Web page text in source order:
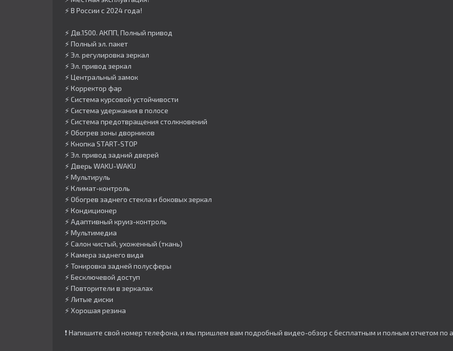
⚡️ В России с 2024 года!
⚡️ Дв.1500. АКПП, Полный привод
⚡️ Полный эл. пакет
⚡️ Эл. регулировка зеркал
⚡️ Эл. привод зеркал
⚡️ Центральный замок
⚡️ Корректор фар
⚡️ Система курсовой устойчивости
⚡️ Система удержания в полосе
⚡️ Система предотвращения столкновений
⚡️ Обогрев зоны дворников
⚡️ Кнопка START-STOP
⚡️ Эл. привод задний дверей
⚡️ Дверь WAKU-WAKU
⚡️ Мультируль
⚡️ Климат-контроль
⚡️ Обогрев заднего стекла и боковых зеркал
⚡️ Кондиционер
⚡️ Адаптивный круиз-контроль
⚡️ Мультимедиа
⚡️ Салон чистый, ухоженный (ткань)
⚡️ Камера заднего вида
⚡️ Тонировка задней полусферы
⚡️ Бесключевой доступ
⚡️ Повторители в зеркалах
⚡️ Литые диски
⚡️ Хорошая резина
❗️ Напишите свой номер телефона, и мы пришлем вам подробный видео-обзор с бесплатным и полным отчетом по